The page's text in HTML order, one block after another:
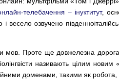
телебачення – інуктитут,
весело озвучено
мов. Проте ще довжелезна дорога
називають цілим новим
доменами, такими як робота,